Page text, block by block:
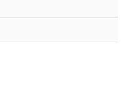
囲で利用すること
とは、
"
の「1.共同利
の非含有証明書
当社基準）